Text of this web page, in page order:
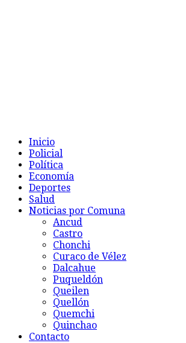
Inicio
Policial
Política
Economía
Deportes
Salud
Noticias por Comuna
Ancud
Castro
Chonchi
Curaco de Vélez
Dalcahue
Puqueldón
Queilen
Quellón
Quemchi
Quinchao
Contacto